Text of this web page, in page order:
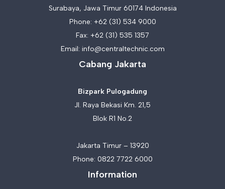
Surabaya, Jawa Timur 60174 Indonesia
Phone: +62 (31) 534 9000
Fax: +62 (31) 535 1357
Email: info@centraltechnic.com
Cabang Jakarta
Bizpark Pulogadung
Jl. Raya Bekasi Km. 21,5
Blok R1 No.2
Jakarta Timur – 13920
Phone: 0822 7722 6000
Information